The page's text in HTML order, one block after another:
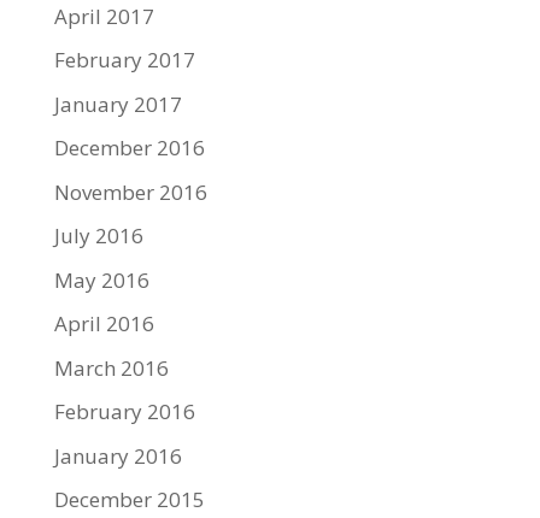
April 2017
February 2017
January 2017
December 2016
November 2016
July 2016
May 2016
April 2016
March 2016
February 2016
January 2016
December 2015